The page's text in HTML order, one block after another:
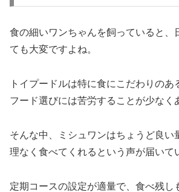
食の細いワンちゃんを飼っていると、
ても大変ですよね。
トイプードルは特に食にこだわりの
フード選びには苦労することが少なく
そんな中、ミシュワンはちょうど良い
理なく食べてくれるという声が届いて
定期コースの設定が適量で、食べ残し